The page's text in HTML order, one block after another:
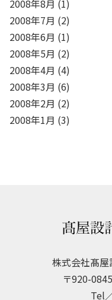
2008年8月 (1)
2008年7月 (2)
2008年6月 (1)
2008年5月 (2)
2008年4月 (4)
2008年3月 (6)
2008年2月 (2)
2008年1月 (3)
株式会社髙
〒920-
Tel